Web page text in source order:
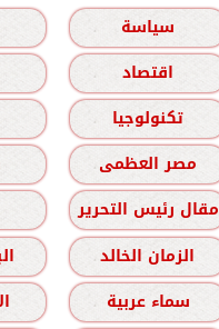
سياسة
اقتصاد
تكنولوجيا
مصر العظمى
مقال رئيس التحرير
الزمان الخالد
سماء عربية